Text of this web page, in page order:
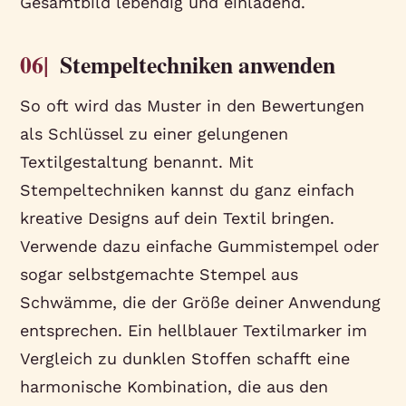
06| Stempeltechniken anwenden
So oft wird das Muster in den Bewertungen
als Schlüssel zu einer gelungenen
Textilgestaltung benannt. Mit
Stempeltechniken kannst du ganz einfach
kreative Designs auf dein Textil bringen.
Verwende dazu einfache Gummistempel oder
sogar selbstgemachte Stempel aus
Schwämme, die der Größe deiner Anwendung
entsprechen. Ein hellblauer Textilmarker im
Vergleich zu dunklen Stoffen schafft eine
harmonische Kombination, die aus den